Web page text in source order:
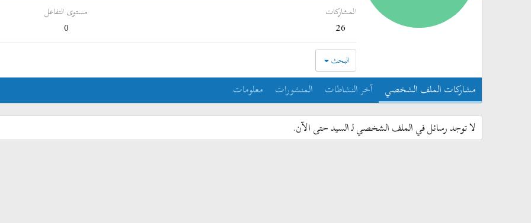
المشاركات
26
مستوى التفاعل
0
البحث
مشاركات الملف الشخصي آخر النشاطات المنشورات معلومات
لا توجد رسائل في الملف الشخصي لـ السيد حتى الآن.